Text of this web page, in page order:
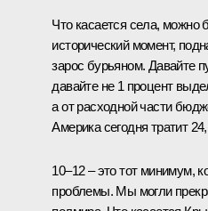
Что касается села, можно
исторический момент,
зарос бурьяном. Давайте
давайте не 1 процент
а от расходной части
Америка сегодня тратит
10–12 – это тот минимум,
проблемы. Мы могли